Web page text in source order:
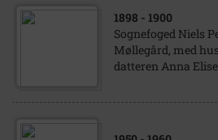
1898 - 1900
Sognefoged Niels
Møllegård, med
datteren Anna